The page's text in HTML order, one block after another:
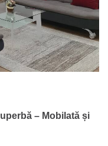
– Mobilată și